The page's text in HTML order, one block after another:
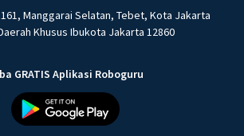
Manggarai Selatan, Tebet, Kota Jakarta
Khusus Ibukota Jakarta 12860
GRATIS Aplikasi Roboguru